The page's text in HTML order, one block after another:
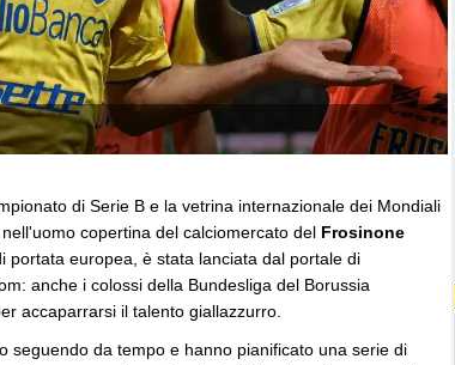
di Serie B e la vetrina internazionale dei Mondiali
nell'uomo copertina del calciomercato del Frosinone
portata europea, è stata lanciata dal portale di
anche i colossi della Bundesliga del Borussia
accaparrarsi il talento giallazzurro.
seguendo da tempo e hanno pianificato una serie di